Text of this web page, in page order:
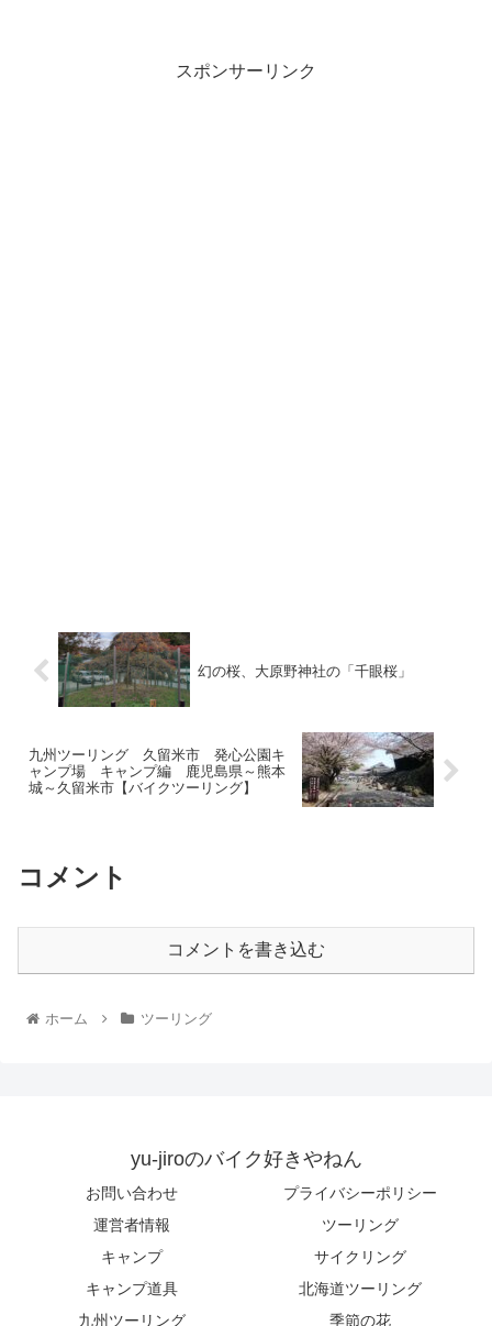
スポンサーリンク
幻の桜、大原野神社の「千眼桜」
九州ツーリング 久留米市 発心公園キ
ャンプ場 キャンプ編 鹿児島県～熊本
城～久留米市【バイクツーリング】
コメント
コメントを書き込む
ホーム ツーリング
yu-jiroのバイク好きやねん
お問い合わせ
プライバシーポリシー
運営者情報
ツーリング
キャンプ
サイクリング
キャンプ道具
北海道ツーリング
九州ツーリング
季節の花